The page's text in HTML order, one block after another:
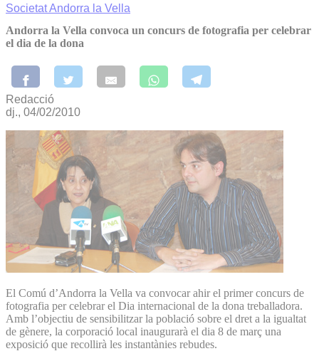
SocietatAndorra la Vella
Andorra la Vella convoca un concurs de fotografia per celebrar
el dia de la dona
Redacció
dj., 04/02/2010
El Comú d’Andorra la Vella va convocar ahir el primer concurs de
fotografia per celebrar el Dia internacional de la dona treballadora.
Amb l’objectiu de sensibilitzar la població sobre el dret a la igualtat
de gènere, la corporació local inaugurarà el dia 8 de març una
exposició que recollirà les instantànies rebudes.